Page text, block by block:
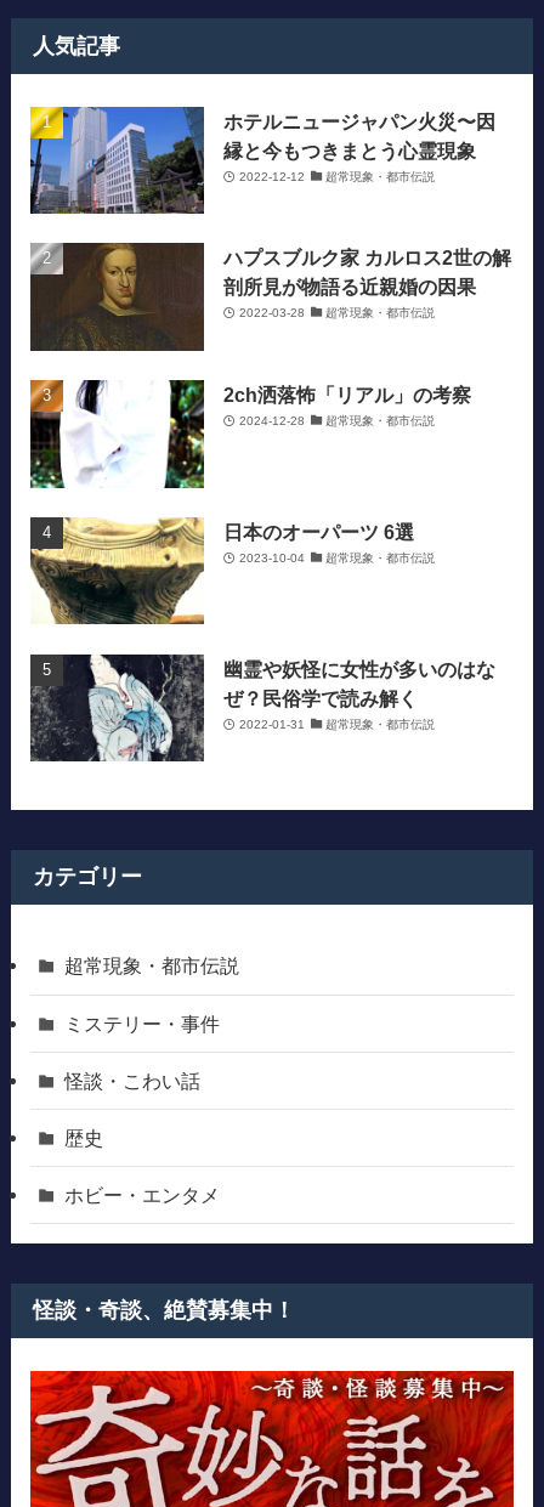
人気記事
ホテルニュージャパン火災〜因
縁と今もつきまとう心霊現象
2022-12-12 超常現象・都市伝説
ハプスブルク家 カルロス2世の解
剖所見が物語る近親婚の因果
2022-03-28 超常現象・都市伝説
2ch洒落怖「リアル」の考察
2024-12-28 超常現象・都市伝説
日本のオーパーツ 6選
2023-10-04 超常現象・都市伝説
幽霊や妖怪に女性が多いのはな
ぜ？民俗学で読み解く
2022-01-31 超常現象・都市伝説
カテゴリー
超常現象・都市伝説
ミステリー・事件
怪談・こわい話
歴史
ホビー・エンタメ
怪談・奇談、絶賛募集中！